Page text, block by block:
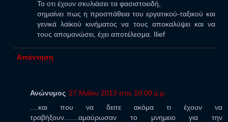
To οτι έχουν σκυλιάσει τα φασιστοειδή,
σημαίνει πως η προσπάθεια του εργατικού-ταξικού και
γενικά λαϊκού κινήματος να τους αποκαλύψει και να
τους απομονώσει, έχει αποτέλεσμα. Ilief
Απάντηση
Ανώνυμος 27 Μαΐου 2013 στις 10:09 μ.μ.
....και που να δειτε ακόμα τι έχουν να
τραβήξουν.......αμαύρωσαν το μνημειο για την